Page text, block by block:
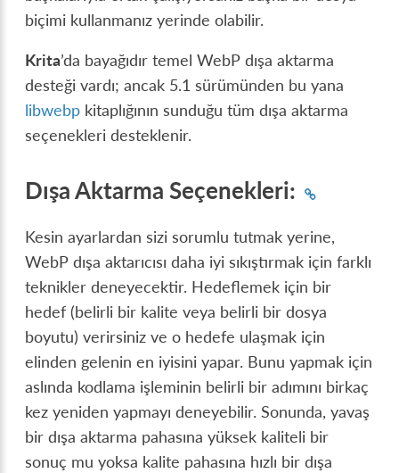
biçimi kullanmanız yerinde olabilir.
Krita’da bayağıdır temel WebP dışa aktarma
desteği vardı; ancak 5.1 sürümünden bu yana
libwebp kitaplığının sunduğu tüm dışa aktarma
seçenekleri desteklenir.
Dışa Aktarma Seçenekleri:
Kesin ayarlardan sizi sorumlu tutmak yerine,
WebP dışa aktarıcısı daha iyi sıkıştırmak için farklı
teknikler deneyecektir. Hedeflemek için bir
hedef (belirli bir kalite veya belirli bir dosya
boyutu) verirsiniz ve o hedefe ulaşmak için
elinden gelenin en iyisini yapar. Bunu yapmak için
aslında kodlama işleminin belirli bir adımını birkaç
kez yeniden yapmayı deneyebilir. Sonunda, yavaş
bir dışa aktarma pahasına yüksek kaliteli bir
sonuç mu yoksa kalite pahasına hızlı bir dışa